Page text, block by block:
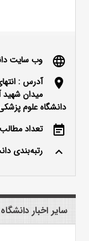
language وب سایت
location_on
آدرس :
میدان
دانشگاه علوم
event_note تعداد مطالب :
keyboard_arrow_up رتبه‌بندی
سایر اخبار